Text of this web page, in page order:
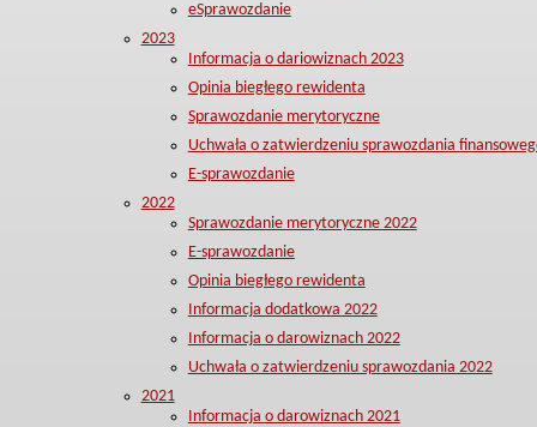
eSprawozdanie
2023
Informacja o dariowiznach 2023
Opinia biegłego rewidenta
Sprawozdanie merytoryczne
Uchwała o zatwierdzeniu sprawozdania
E-sprawozdanie
2022
Sprawozdanie merytoryczne 2022
E-sprawozdanie
Opinia biegłego rewidenta
Informacja dodatkowa 2022
Informacja o darowiznach 2022
Uchwała o zatwierdzeniu sprawozdania 2022
2021
Informacja o darowiznach 2021